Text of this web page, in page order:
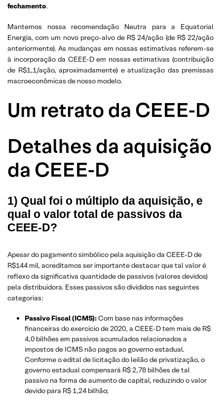
fechamento.
Mantemos nossa recomendação Neutra para a Equatorial
Energia, com um novo preço-alvo de R$ 24/ação (de R$ 22/ação
anteriormente). As mudanças em nossas estimativas referem-se
à incorporação da CEEE-D em nossas estimativas (contribuição
de R$1,1/ação, aproximadamente) e atualização das premissas
macroeconômicas de nosso modelo.
Um retrato da CEEE-D
Detalhes da aquisição
da CEEE-D
1) Qual foi o múltiplo da aquisição, e
qual o valor total de passivos da
CEEE-D?
Apesar do pagamento simbólico pela aquisição da CEEE-D de
R$144 mil, acreditamos ser importante destacar que tal valor é
reflexo da significativa quantidade de passivos (valores devidos)
pela distribuidora. Esses passivos são divididos nas seguintes
categorias:
Passivo Fiscal (ICMS):Com base nas informações
financeiras do exercício de 2020, a CEEE-D tem mais de R$
4,0 bilhões em passivos acumulados relacionados a
impostos de ICMS não pagos ao governo estadual.
Conforme o edital de licitação do leilão de privatização, o
governo estadual compensará R$ 2,78 bilhões de tal
passivo na forma de aumento de capital, reduzindo o valor
devido para R$ 1,24 bilhão;